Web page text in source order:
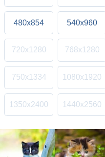
480x854 540x960
720x1280 768x1280
750x1334 1080x1920
1350x2400 1440x2560